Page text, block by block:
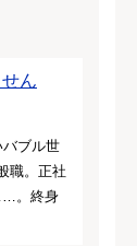
ん
ブル世
職。正社
。終身